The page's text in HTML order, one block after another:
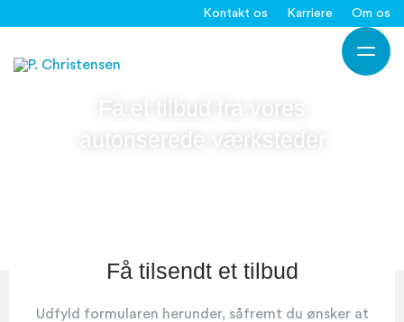
indholdet
Kontakt os Karriere Om os
autoriserede værksteder
Få tilsendt et tilbud
Udfyld formularen herunder, såfremt du ønsker at